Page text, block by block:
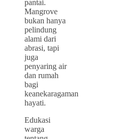
pantai.
Mangrove
bukan hanya
pelindung
alami dari
abrasi, tapi
juga
penyaring air
dan rumah
bagi
keanekaragaman
hayati.
Edukasi
warga